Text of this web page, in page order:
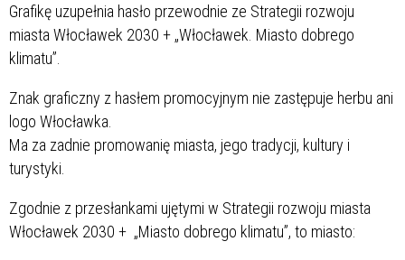
Grafikę uzupełnia hasło przewodnie ze Strategii rozwoju
miasta Włocławek 2030 + „Włocławek. Miasto dobrego
klimatu”.
Znak graficzny z hasłem promocyjnym nie zastępuje herbu ani
logo Włocławka.
Ma za zadnie promowanię miasta, jego tradycji, kultury i
turystyki.
Zgodnie z przesłankami ujętymi w Strategii rozwoju miasta
Włocławek 2030 + „Miasto dobrego klimatu”, to miasto: